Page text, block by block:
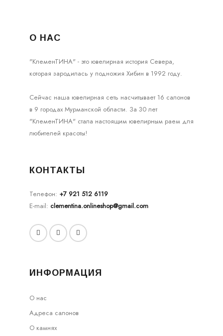
О НАС
"КлеменТИНА" - это ювелирная история Севера,
которая зародилась у подножия Хибин в 1992 году.
Сейчас наша ювелирная сеть насчитывает 16 салонов
в 9 городах Мурманской области. За 30 лет
"КлеменТИНА" стала настоящим ювелирным раем для
любителей красоты!
КОНТАКТЫ
Телефон: +7 921 512 6119
E-mail: clementina.onlineshop@gmail.com
ИНФОРМАЦИЯ
О нас
Адреса салонов
О камнях